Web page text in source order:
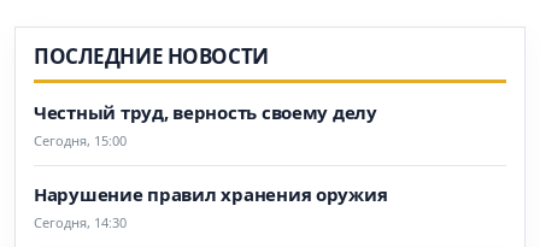
ПОСЛЕДНИЕ НОВОСТИ
Честный труд, верность своему делу
Сегодня, 15:00
Нарушение правил хранения оружия
Сегодня, 14:30